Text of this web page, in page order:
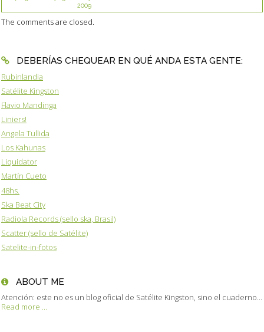
2009
The comments are closed.
DEBERÍAS CHEQUEAR EN QUÉ ANDA ESTA GENTE:
Rubinlandia
Satélite Kingston
Flavio Mandinga
Liniers!
Angela Tullida
Los Kahunas
Liquidator
Martín Cueto
48hs.
Ska Beat City
Radiola Records (sello ska, Brasil)
Scatter (sello de Satélite)
Satelite-in-fotos
ABOUT ME
Atención: este no es un blog oficial de Satélite Kingston, sino el cuaderno...
Read more ...